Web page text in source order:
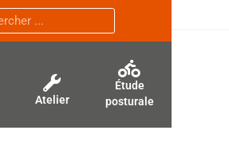
Atelier
Étude
posturale